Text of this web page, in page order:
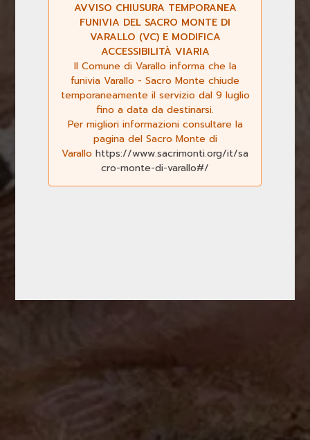
AVVISO CHIUSURA TEMPORANEA
FUNIVIA DEL SACRO MONTE DI
VARALLO (VC) E MODIFICA
ACCESSIBILITÀ VIARIA
Il Comune di Varallo informa che la
funivia Varallo - Sacro Monte chiude
temporaneamente il servizio dal 9 luglio
fino a data da destinarsi.
Per migliori informazioni consultare la
pagina del Sacro Monte di
Varallo https://www.sacrimonti.org/it/sa
cro-monte-di-varallo#/